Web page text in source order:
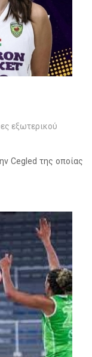
εξωτερικού
Cegled της οποίας